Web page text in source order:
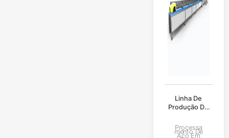
Linha De
Produção De
Encolhimento
De Tubos
Processa
Mento De
Aço Em